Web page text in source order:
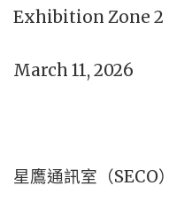
Exhibition Zone 2
March 11, 2026
星鷹通訊室（SECO）